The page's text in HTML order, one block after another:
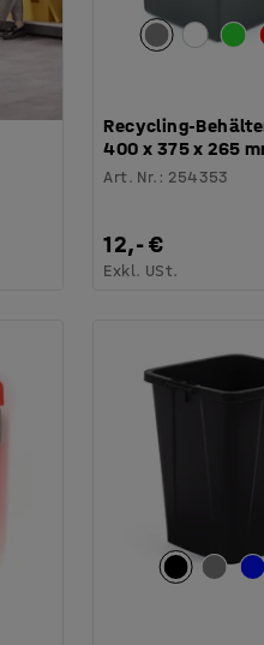
Recycling-
400 x 375 x 265
Art. Nr. : 254353
12,- €
Exkl. USt.